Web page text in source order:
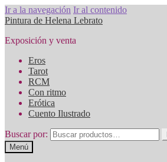
Ir a la navegación Ir al contenido
Pintura de Helena Lebrato
Exposición y venta
Eros
Tarot
RCM
Con ritmo
Erótica
Cuento Ilustrado
Buscar por:
Menú